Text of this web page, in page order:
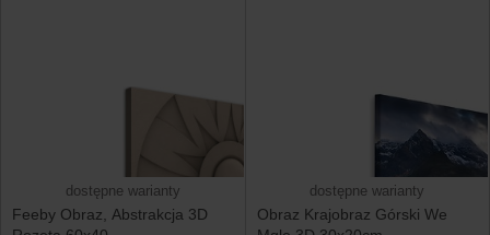
dostępne warianty
Feeby Obraz, Abstrakcja 3D
dostępne warianty
Obraz Krajobraz Górski We